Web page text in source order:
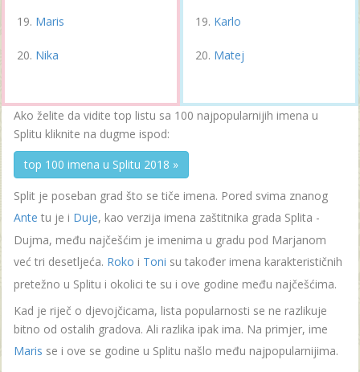
Maris
Nika
Karlo
Matej
Ako želite da vidite top listu sa 100 najpopularnijih imena u
Splitu kliknite na dugme ispod:
top 100 imena u Splitu 2018 »
Split je poseban grad što se tiče imena. Pored svima znanog
Ante tu je i Duje, kao verzija imena zaštitnika grada Splita -
Dujma, među najčešćim je imenima u gradu pod Marjanom
već tri desetljeća. Roko i Toni su također imena karakterističnih
pretežno u Splitu i okolici te su i ove godine među najčešćima.
Kad je riječ o djevojčicama, lista popularnosti se ne razlikuje
bitno od ostalih gradova. Ali razlika ipak ima. Na primjer, ime
Maris se i ove se godine u Splitu našlo među najpopularnijima.